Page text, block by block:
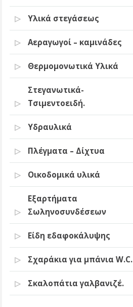
Υλικά στεγάσεως
Αεραγωγοί – καμινάδες
Θερμομονωτικά Υλικά
Στεγανωτικά-
Τσιμεντοειδή.
Υδραυλικά
Πλέγματα – Δίχτυα
Οικοδομικά υλικά
Εξαρτήματα
Σωληνοσυνδέσεων
Είδη εδαφοκάλυψης
Σχαράκια για μπάνια W.C.
Σκαλοπάτια γαλβανιζέ.